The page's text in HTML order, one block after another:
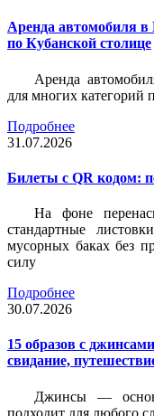
Аренда автомобиля в
по Кубанской столице
Аренда
для многих категорий
Подробнее
31.07.2026
Билеты c QR кодом:
На фоне
стандартные
мусорных баках без
силу
Подробнее
30.07.2026
15 образов с
свидание,
Джинсы —
подходит для любого